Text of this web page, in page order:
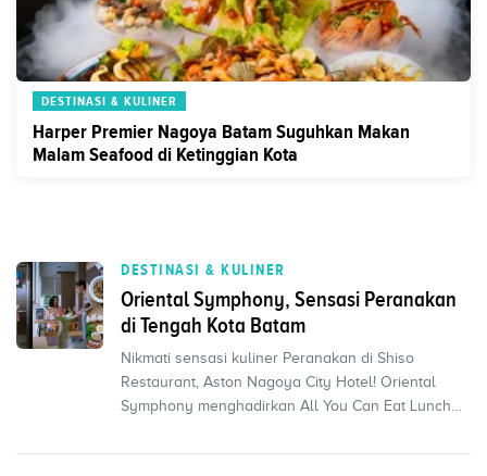
DESTINASI & KULINER
Harper Premier Nagoya Batam Suguhkan Makan
Malam Seafood di Ketinggian Kota
DESTINASI & KULINER
Oriental Symphony, Sensasi Peranakan
di Tengah Kota Batam
Nikmati sensasi kuliner Peranakan di Shiso
Restaurant, Aston Nagoya City Hotel! Oriental
Symphony menghadirkan All You Can Eat Lunch